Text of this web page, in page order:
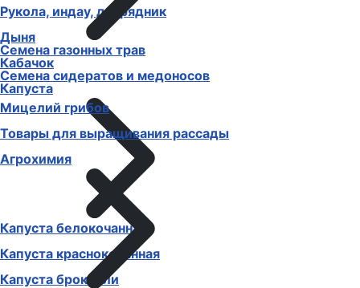
Рукола, индау, двурядник
Дыня
Кабачок
Капуста
Капуста белокочанная
Капуста краснокочанная
Капуста брокколи
Семена газонных трав
Семена сидератов и медоносов
Мицелий грибов
Товары для выращивания рассады
Агрохимия